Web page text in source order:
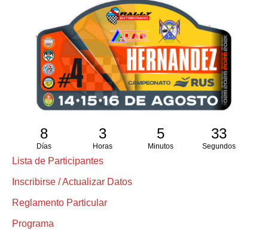
8
Días
3
Horas
5
Minutos
32
Segundos
Lista de Participantes
Inscribirse / Actualizar Datos
Reglamento Particular
Programa